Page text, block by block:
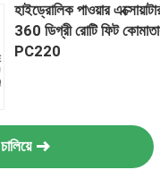
হাইড্রোলিক পাওয়ার
360 ডিগ্রী রোটি ফিট
PC220
চালিয়ে